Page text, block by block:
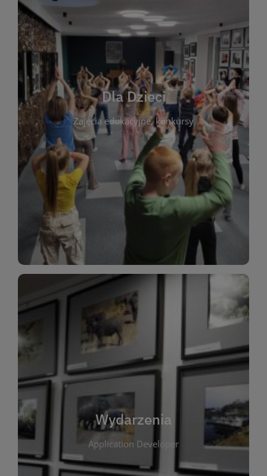
Dla Dzieci
Zajęcia edukacyjne, konkursy
Dla Dzieci
To miejsce stworzone z myślą o najmłodszych
czytelnikach i ich rodzicach. Znajdziesz tu
informacje o zajęciach edukacyjnych, konkursach
plastycznych i spotkaniach z autorami książek dla
dzieci. Biblioteka oferuje bogaty wybór bajek,
opowiadań i lektur szkolnych, a także przyjazny
kącik do wspólnego czytania. Pragniemy
rozbudzać miłość do książek od najmłodszych lat.
Zapraszamy do wspólnej zabawy i odkrywania
świata literatury!
WIĘCEJ
Wydarzenia
Application Developer
Wydarzenia
W tej zakładce publikujemy informacje o
wszystkich wydarzeniach organizowanych przez
bibliotekę. Znajdziesz tu zapowiedzi spotkań
autorskich, warsztatów, prelekcji i zajęć
tematycznych dla różnych grup wiekowych. Każde
wydarzenie ma na celu promowanie kultury
czytelniczej oraz integrację społeczności lokalnej.
Dzięki kalendarzowi wydarzeń możesz łatwo